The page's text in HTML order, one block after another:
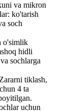
va mikron
ko'tarish
soch
o'simlik
hidli
sochlarga
tiklash,
4 ta
uchun